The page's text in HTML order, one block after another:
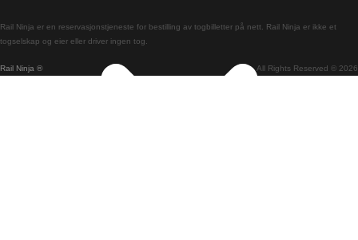
Budapest Prague Tog
Rail Ninja ® All Rights Reserved © 2026
Rail Ninja er en reservasjons­tjeneste for bestilling av togbilletter på nett. Rail Ninja er ikke et
togselskap og eier eller driver ingen tog.